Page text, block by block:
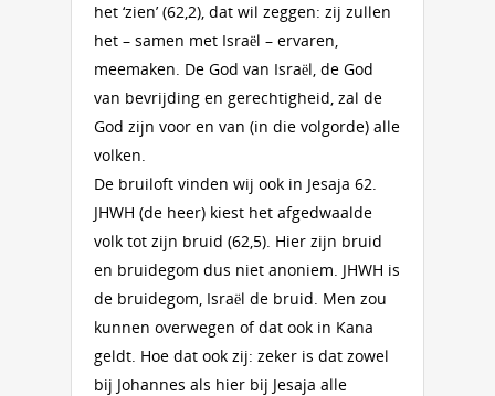
het ‘zien’ (62,2), dat wil zeggen: zij zullen
het – samen met Israël – ervaren,
meemaken. De God van Israël, de God
van bevrijding en gerechtigheid, zal de
God zijn voor en van (in die volgorde) alle
volken.
De bruiloft vinden wij ook in Jesaja 62.
JHWH (de heer) kiest het afgedwaalde
volk tot zijn bruid (62,5). Hier zijn bruid
en bruidegom dus niet anoniem. JHWH is
de bruidegom, Israël de bruid. Men zou
kunnen overwegen of dat ook in Kana
geldt. Hoe dat ook zij: zeker is dat zowel
bij Johannes als hier bij Jesaja alle